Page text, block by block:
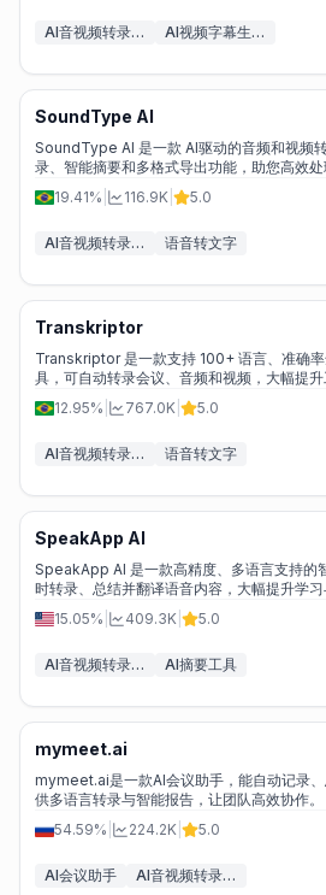
AI音视频转录工具 AI视频字幕生成器
SoundType AI
SoundType AI 是一款 AI驱动的音频和视频
录、智能摘要和多格式导出功能，助您高效处
19.41%
116.9K 5.0
AI音视频转录工具 语音转文字
Transkriptor
Transkriptor 是一款支持 100+ 语言、准确
具，可自动转录会议、音频和视频，大幅提升
12.95%
767.0K 5.0
AI音视频转录工具 语音转文字
SpeakApp AI
SpeakApp AI 是一款高精度、多语言支持的
时转录、总结并翻译语音内容，大幅提升学习
15.05%
409.3K 5.0
AI音视频转录工具 AI摘要工具
mymeet.ai
mymeet.ai是一款AI会议助手，能自动记录
供多语言转录与智能报告，让团队高效协作。
54.59%
224.2K 5.0
AI会议助手 AI音视频转录工具